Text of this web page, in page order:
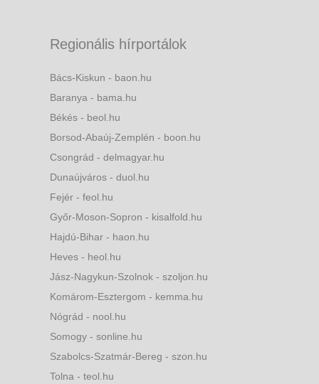
Regionális hírportálok
Bács-Kiskun - baon.hu
Baranya - bama.hu
Békés - beol.hu
Borsod-Abaúj-Zemplén - boon.hu
Csongrád - delmagyar.hu
Dunaújváros - duol.hu
Fejér - feol.hu
Győr-Moson-Sopron - kisalfold.hu
Hajdú-Bihar - haon.hu
Heves - heol.hu
Jász-Nagykun-Szolnok - szoljon.hu
Komárom-Esztergom - kemma.hu
Nógrád - nool.hu
Somogy - sonline.hu
Szabolcs-Szatmár-Bereg - szon.hu
Tolna - teol.hu